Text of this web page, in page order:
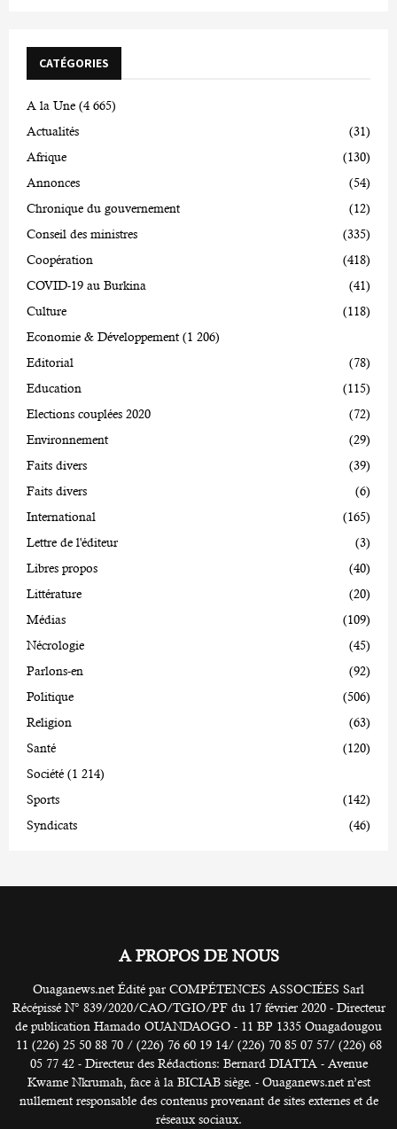
CATÉGORIES
A la Une (4 665)
Actualités
(31)
Afrique
(130)
Annonces
(54)
Chronique du gouvernement
(12)
Conseil des ministres
(335)
Coopération
(418)
COVID-19 au Burkina
(41)
Culture
(118)
Economie & Développement (1 206)
Editorial
(78)
Education
(115)
Elections couplées 2020
(72)
Environnement
(29)
Faits divers
(39)
Faits divers
(6)
International
(165)
Lettre de l'éditeur
(3)
Libres propos
(40)
Littérature
(20)
Médias
(109)
Nécrologie
(45)
Parlons-en
(92)
Politique
(506)
Religion
(63)
Santé
(120)
Société (1 214)
Sports
(142)
Syndicats
(46)
A PROPOS DE NOUS
Ouaganews.net Édité par COMPÉTENCES ASSOCIÉES Sarl
Récépissé N° 839/2020/CAO/TGIO/PF du 17 février 2020 - Directeur
de publication Hamado OUANDAOGO - 11 BP 1335 Ouagadougou
11 (226) 25 50 88 70 / (226) 76 60 19 14/ (226) 70 85 07 57/ (226) 68
05 77 42 - Directeur des Rédactions: Bernard DIATTA - Avenue
Kwame Nkrumah, face à la BICIAB siège. - Ouaganews.net n’est
nullement responsable des contenus provenant de sites externes et de
réseaux sociaux.